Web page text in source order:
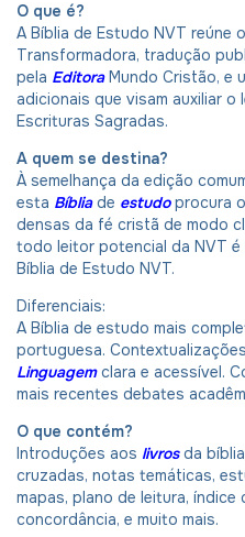
O que é?
A Bíblia de Estudo NVT reúne
Transformadora, tradução
pela EditoraMundo Cristão, e
adicionais que visam auxiliar
Escrituras Sagradas.
A quem se destina?
À semelhança da edição
esta Bíbliade estudoprocura
densas da fé cristã de modo
todo leitor potencial da NVT é
Bíblia de Estudo NVT.
Diferenciais:
A Bíblia de estudo mais
portuguesa.
Linguagemclara e acessível.
mais recentes debates
O que contém?
Introduções aos livrosda
cruzadas, notas temáticas,
mapas, plano de leitura, índice
concordância, e muito mais.